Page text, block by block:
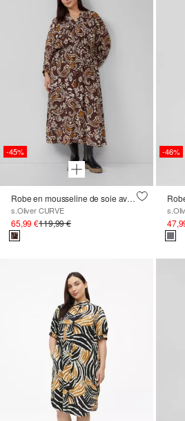
-45%
Robe en mousseline de soie avec fil à effet dans une coupe décontractée
s.Oliver CURVE
65,99 €119,99 €
-46%